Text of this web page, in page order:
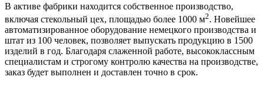
В активе фабрики находится собственное производство,
включая стекольный цех, площадью более 1000 м2. Новейшее
автоматизированное оборудование немецкого производства и
штат из 100 человек, позволяет выпускать продукцию в 1500
изделий в год. Благодаря слаженной работе, высококлассным
специалистам и строгому контролю качества на производстве,
заказ будет выполнен и доставлен точно в срок.